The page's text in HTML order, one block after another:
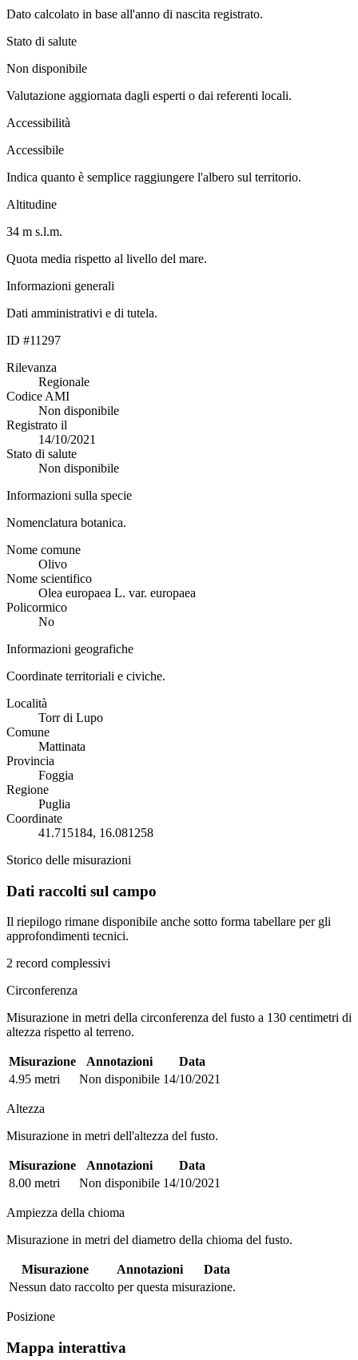
Dato calcolato in base all'anno di nascita registrato.
Stato di salute
Non disponibile
Valutazione aggiornata dagli esperti o dai referenti locali.
Accessibilità
Accessibile
Indica quanto è semplice raggiungere l'albero sul territorio.
Altitudine
34 m s.l.m.
Quota media rispetto al livello del mare.
Informazioni generali
Dati amministrativi e di tutela.
ID #11297
Rilevanza
Regionale
Codice AMI
Non disponibile
Registrato il
14/10/2021
Stato di salute
Non disponibile
Informazioni sulla specie
Nomenclatura botanica.
Nome comune
Olivo
Nome scientifico
Olea europaea L. var. europaea
Policormico
No
Informazioni geografiche
Coordinate territoriali e civiche.
Località
Torr di Lupo
Comune
Mattinata
Provincia
Foggia
Regione
Puglia
Coordinate
41.715184, 16.081258
Storico delle misurazioni
Dati raccolti sul campo
Il riepilogo rimane disponibile anche sotto forma tabellare per gli
approfondimenti tecnici.
2 record complessivi
Circonferenza
Misurazione in metri della circonferenza del fusto a 130 centimetri di
altezza rispetto al terreno.
Misurazione Annotazioni
Data
4.95 metri
Non disponibile 14/10/2021
Altezza
Misurazione in metri dell'altezza del fusto.
Misurazione Annotazioni
Data
8.00 metri
Non disponibile 14/10/2021
Ampiezza della chioma
Misurazione in metri del diametro della chioma del fusto.
Misurazione Annotazioni
Data
Nessun dato raccolto per questa misurazione.
Posizione
Mappa interattiva